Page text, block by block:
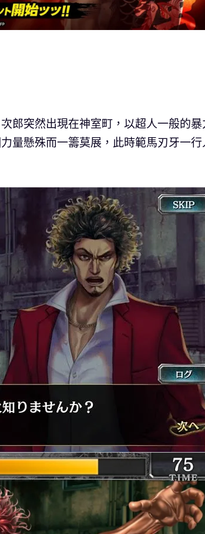
郎突然出現在神室町，以超人一般的暴
量懸殊而一籌莫展，此時範馬刃牙一行